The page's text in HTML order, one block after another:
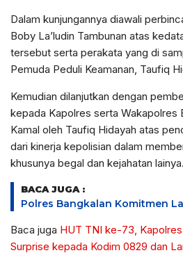
Dalam kunjungannya diawali
Boby La’ludin Tambunan atas
tersebut serta perakata yang di
Pemuda Peduli Keamanan, Taufiq
Kemudian dilanjutkan dengan
kepada Kapolres serta Wakapolres
Kamal oleh Taufiq Hidayah atas
dari kinerja kepolisian dalam
khusunya begal dan kejahatan lainya.
BACA JUGA :
Polres Bangkalan Komitmen
Baca juga HUT TNI ke-73,
Surprise kepada Kodim 0829 dan